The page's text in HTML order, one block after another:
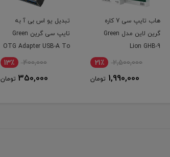
هاب تایپ سی 7 کاره
گرین لاین مدل Green
Lion GHB-9
2,500,000 21٪
1,990,000 تومان
تبدیل یو اس بی آ به
تایپ سی گرین Green
OTG Adapter USB-A To
400,000 13٪
350,000 تومان